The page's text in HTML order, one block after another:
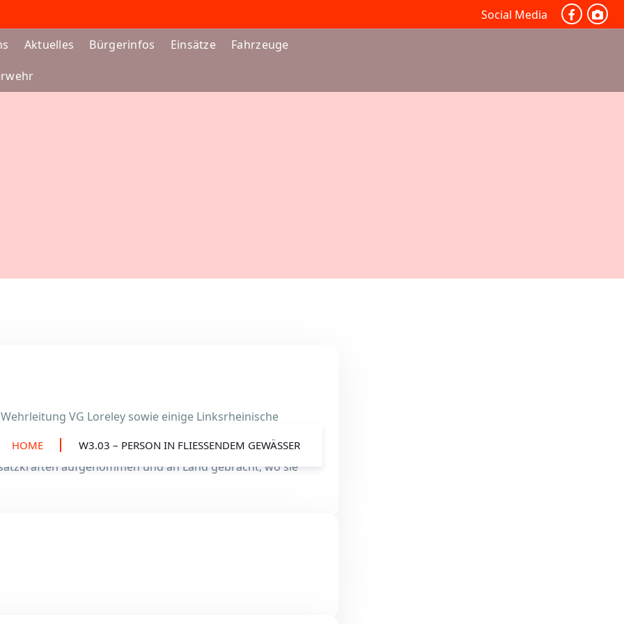
Social Media
Aktuelles Bürgerinfos Einsätze Fahrzeuge
HOME W3.03 – PERSON IN FLIESSENDEM GEWÄSSER
VG Loreley sowie einige Linksrheinische
556, in der Ortslage St.Goarshausen
bei Rheinkilometer 559, in Ortslage Wellmich
aufgenommen und an Land gebracht, wo sie